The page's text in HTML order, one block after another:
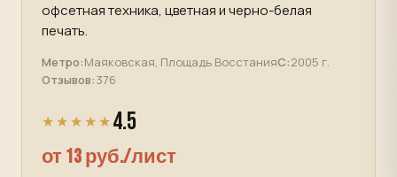
офсетная техника, цветная и черно-белая
печать.
Метро:Маяковская, Площадь ВосстанияС:2005 г.
Отзывов:376
★★★★★ 4.5
от 13 руб./лист